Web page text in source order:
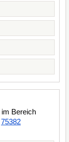
im Bereich
75382